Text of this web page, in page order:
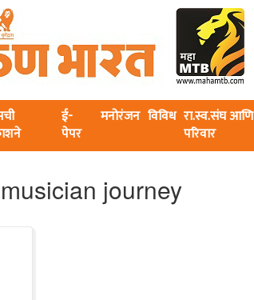
ई-
पेपर
मनोरंजन विविध रा.स्व.संघ आणि
परिवार
journey